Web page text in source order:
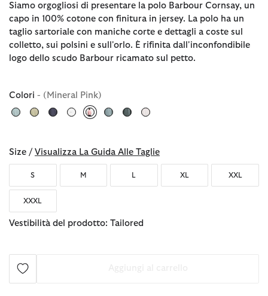
Siamo orgogliosi di presentare la polo Barbour Cornsay, un
capo in 100% cotone con finitura in jersey. La polo ha un
taglio sartoriale con maniche corte e dettagli a coste sul
colletto, sui polsini e sull'orlo. È rifinita dall'inconfondibile
logo dello scudo Barbour ricamato sul petto.
Colori - (Mineral Pink)
Size / Visualizza La Guida Alle Taglie
S M L XL XXL
XXXL
Vestibilità del prodotto: Tailored